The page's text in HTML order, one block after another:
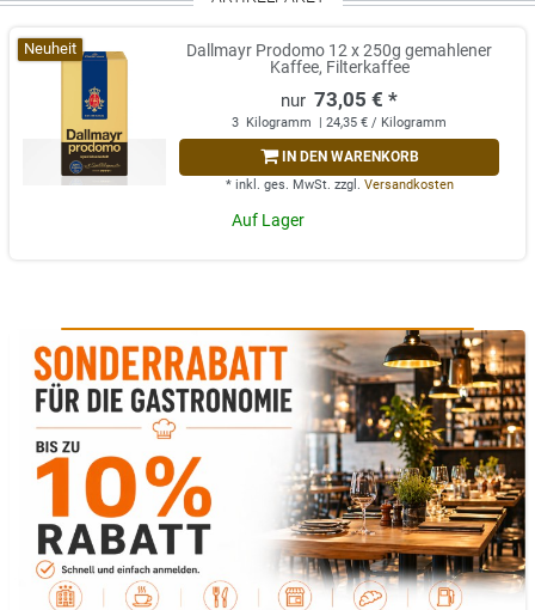
Neuheit
Dallmayr Prodomo 12 x 250g gemahlener
Kaffee, Filterkaffee
73,05 € *
3 Kilogramm | 24,35 € / Kilogramm
IN DEN WARENKORB
* inkl. ges. MwSt. zzgl. Versandkosten
Auf Lager